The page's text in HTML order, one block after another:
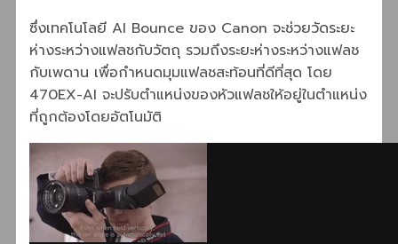
ซึ่งเทคโนโลยี AI Bounce ของ Canon จะช่วยวัดระยะ
ห่างระหว่างแฟลชกับวัตถุ รวมถึงระยะห่างระหว่างแฟลช
กับเพดาน เพื่อกำหนดมุมแฟลชสะท้อนที่ดีที่สุด โดย
470EX-AI จะปรับตำแหน่งของหัวแฟลชให้อยู่ในตำแหน่ง
ที่ถูกต้องโดยอัตโนมัติ